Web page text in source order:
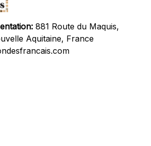
881 Route du Maquis,
Aquitaine, France